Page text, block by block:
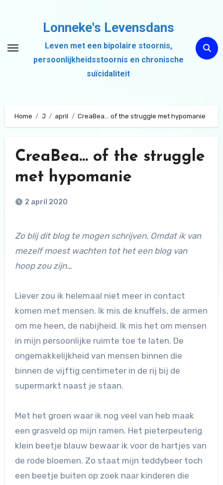
inhoud
Lonneke's Levensdans
Leven met een bipolaire stoornis,
persoonlijkheidsstoornis en chronische
suïcidaliteit
Home J april CreaBea… of the struggle met hypomanie
CreaBea… of the struggle
met hypomanie
2 april 2020
Zo blij dit blog te mogen schrijven. Omdat ik van
mezelf moest wachten tot het een blog van
hoop zou zijn…
Liever zou ik helemaal niet meer in contact
komen met mensen. Ik mis de knuffels, de armen
om me heen, de nabijheid. Ik mis het om mensen
in mijn persoonlijke ruimte toe te laten. De
ongemakkelijkheid van mensen binnen die
binnen de vijftig centimeter in de rij bij de
supermarkt naast je staan.
Met het groen waar ik nog veel van heb maak
een grasveld op mijn ramen. Het pieterpeuterig
klein beetje blauw bewaar ik voor de hartjes van
de rode bloemen. Zo staat mijn teddybeer toch
een beetje buiten op zoek naar kinderen die